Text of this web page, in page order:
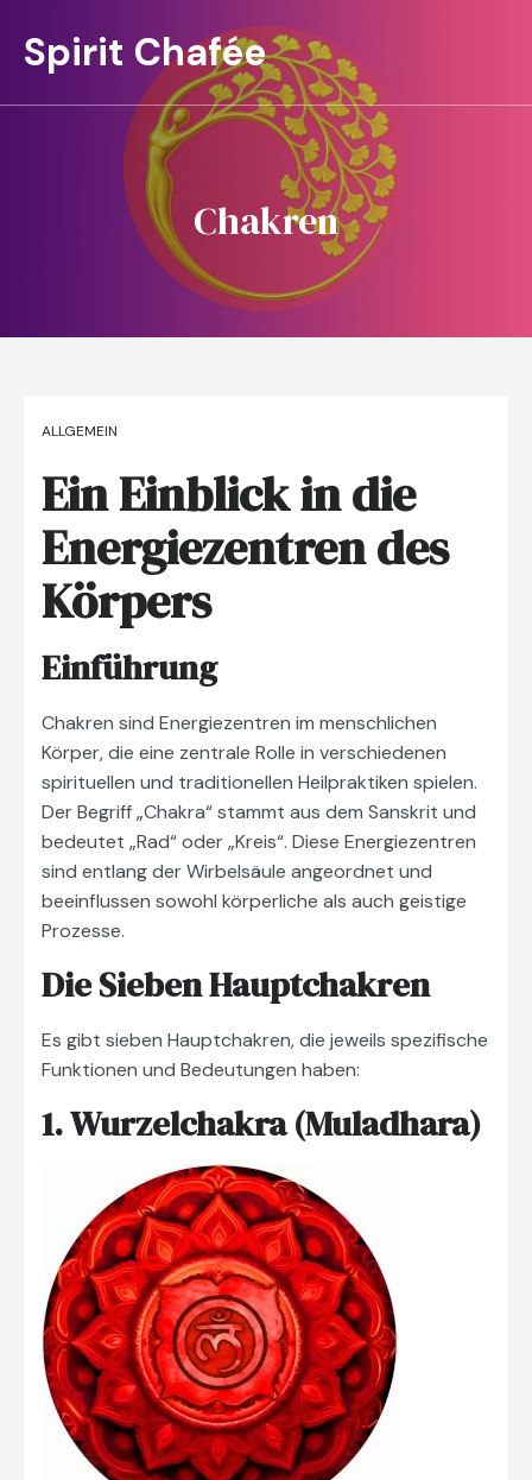
Spirit Chafée
Chakren
ALLGEMEIN
Ein Einblick in die
Energiezentren des
Körpers
Einführung
Chakren sind Energiezentren im menschlichen
Körper, die eine zentrale Rolle in verschiedenen
spirituellen und traditionellen Heilpraktiken spielen.
Der Begriff „Chakra“ stammt aus dem Sanskrit und
bedeutet „Rad“ oder „Kreis“. Diese Energiezentren
sind entlang der Wirbelsäule angeordnet und
beeinflussen sowohl körperliche als auch geistige
Prozesse.
Die Sieben Hauptchakren
Es gibt sieben Hauptchakren, die jeweils spezifische
Funktionen und Bedeutungen haben:
1. Wurzelchakra (Muladhara)